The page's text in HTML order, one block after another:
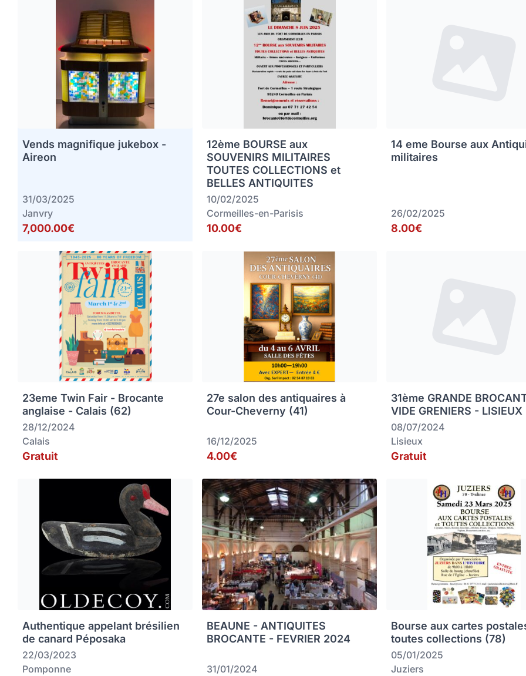
Vends magnifique jukebox -
Aireon
31/03/2025
Janvry
7,000.00€
12ème BOURSE aux
SOUVENIRS MILITAIRES
TOUTES COLLECTIONS et
BELLES ANTIQUITES
10/02/2025
Cormeilles-en-Parisis
10.00€
14 eme Bourse aux
militaires
26/02/2025
8.00€
23eme Twin Fair - Brocante
anglaise - Calais (62)
28/12/2024
Calais
Gratuit
27e salon des antiquaires à
Cour-Cheverny (41)
16/12/2025
4.00€
31ème GRANDE
VIDE GRENIERS - LISIEUX
08/07/2024
Lisieux
Gratuit
Authentique appelant brésilien
de canard Péposaka
22/03/2023
Pomponne
BEAUNE - ANTIQUITES
BROCANTE - FEVRIER 2024
31/01/2024
Bourse aux cartes
toutes collections (78)
05/01/2025
Juziers